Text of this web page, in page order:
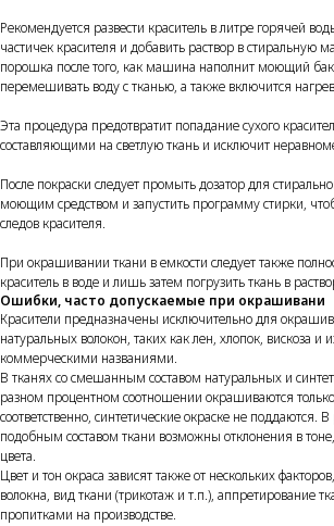
Рекомендуется развести краситель в литре горячей
частичек красителя и добавить раствор в стиральную
порошка после того, как машина наполнит моющий
перемешивать воду с тканью, а также включится
Эта процедура предотвратит попадание сухого
составляющими на светлую ткань и исключит
После покраски следует промыть дозатор для
моющим средством и запустить программу стирки,
следов красителя.
При окрашивании ткани в емкости следует также
краситель в воде и лишь затем погрузить ткань в
Ошибки, часто допускаемые при окрашивани
Красители предназначены исключительно для
натуральных волокон, таких как лен, хлопок, вискоза и
коммерческими названиями.
В тканях со смешанным составом натуральных и
разном процентном соотношении окрашиваются
соответственно, синтетические окраске не поддаются. В
подобным составом ткани возможны отклонения в тоне,
цвета.
Цвет и тон окраса зависят также от нескольких
волокна, вид ткани (трикотаж и т.п.), аппретирование
пропитками на производстве.